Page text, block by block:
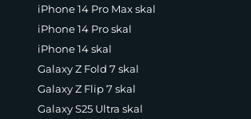
iPhone 14 Pro Max skal
iPhone 14 Pro skal
iPhone 14 skal
Galaxy Z Fold 7 skal
Galaxy Z Flip 7 skal
Galaxy S25 Ultra skal